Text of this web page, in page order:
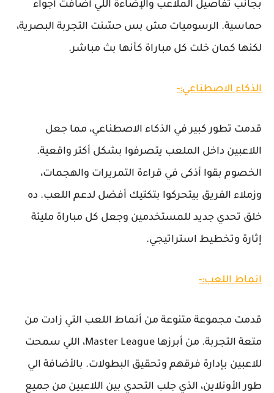
بجانب تفاصيل الملاعب والإضاءة اللي أضافت أجواء
حماسية. الرسوميات مش بس حسّنت التجربة البصرية،
لكنها كمان خلت كل مباراة كأنها بث مباشر.
الذكاء الاصطناعي:-
قدمت تطور كبير في الذكاء الاصطناعي، مما جعل
اللاعبين داخل الملعب يتصرفوا بشكل أكتر واقعية.
الخصوم بقوا أذكى في قراءة التمريرات والهجمات،
وزملاء الفريق بيتحركوا بتكتيك أفضل لدعم اللعب. ده
خلق تحدي جديد للمستخدمين وجعل كل مباراة مليئة
إثارة وتخطيط استراتيجي.
انماط اللعب:-
قدمت مجموعة متنوعة من أنماط اللعب التي زادت من
متعة التجربة. من أبرزها Master League، اللي سمحت
للاعبين بإدارة فرقهم وتحقيق البطولات. بالأضافة الي
طور الأونلاين، الذي جلب التحدي بين اللاعبين من جميع